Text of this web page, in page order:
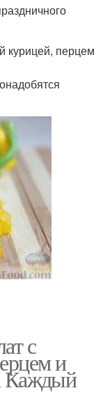
курицей, перцем
с
и
Каждый